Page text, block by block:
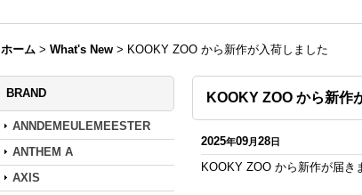
ホーム > What's New > KOOKY ZOO から新作が入荷しました
BRAND
ANNDEMEULEMEESTER
ANTHEM A
AXIS
KOOKY ZOO から新作
2025年09月28日
KOOKY ZOO から新作が届き